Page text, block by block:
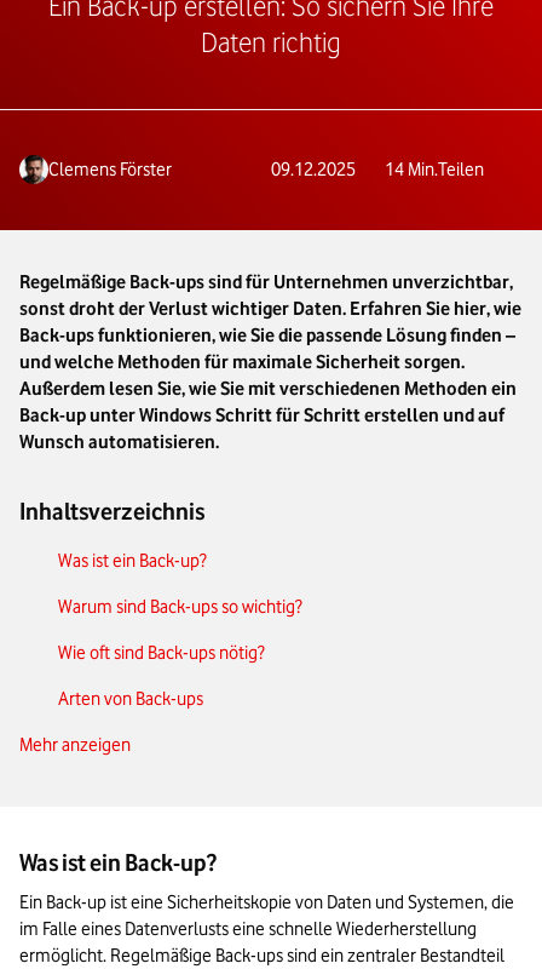
Daten richtig
Clemens Förster 09.12.2025 14 Min.Teilen
Regelmäßige Back-ups sind für Unternehmen unverzichtbar,
sonst droht der Verlust wichtiger Daten. Erfahren Sie hier, wie
Back-ups funktionieren, wie Sie die passende Lösung finden –
und welche Methoden für maximale Sicherheit sorgen.
Außerdem lesen Sie, wie Sie mit verschiedenen Methoden ein
Back-up unter Windows Schritt für Schritt erstellen und auf
Wunsch automatisieren.
Inhaltsverzeichnis
Was ist ein Back-up?
Warum sind Back-ups so wichtig?
Wie oft sind Back-ups nötig?
Arten von Back-ups
Back-up-Strategien für Unternehmen
Automatische Back-ups einrichten & verwalten
Back-up erstellen: Das Wichtigste im Überblick
Mehr anzeigen
Was ist ein Back-up?
Ein Back-up ist eine Sicherheitskopie von Daten und Systemen, die
im Falle eines Datenverlusts eine schnelle Wiederherstellung
ermöglicht. Regelmäßige Back-ups sind ein zentraler Bestandteil